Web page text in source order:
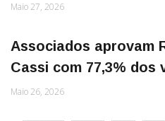
Maio 27, 2026
Associados aprovam
Cassi com 77,3% dos
Maio 26, 2026